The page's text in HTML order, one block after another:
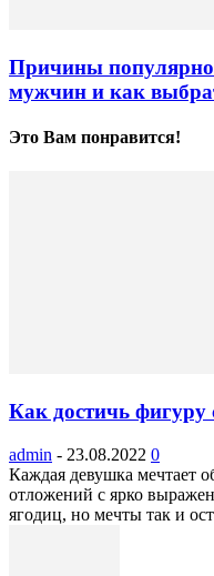
Причины
мужчин и как
Это Вам понравится!
Как достичь фигуру
admin - 23.08.2022 0
Каждая девушка мечтает
отложений с ярко
ягодиц, но мечты так и